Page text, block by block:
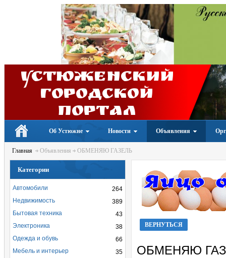
Устюженский
Городской
портал
Об Устюжне Новости Объявления
Главная Объявления ОБМЕНЯЮ ГАЗЕЛЬ
ВЕРНУТЬСЯ
ОБМЕНЯЮ
Категории
264
Автомобили
389
Недвижимость
43
Бытовая техника
38
Электроника
66
Одежда и обувь
35
Мебель и интерьер